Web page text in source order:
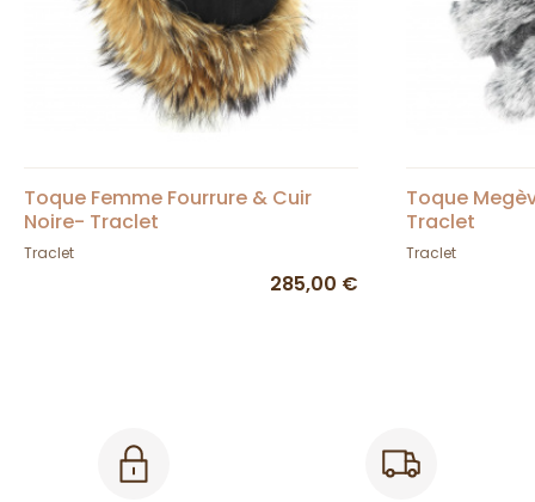
Toque Femme Fourrure & Cuir
Noire- Traclet
Traclet
285,00 €
Toque
Traclet
Traclet